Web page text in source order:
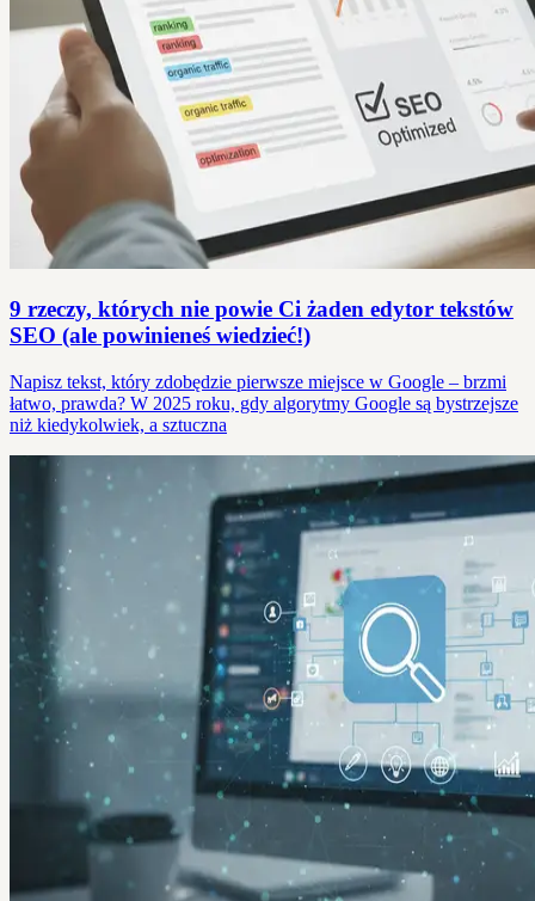
9 rzeczy, których nie powie Ci żaden edytor tekstów
SEO (ale powinieneś wiedzieć!)
Napisz tekst, który zdobędzie pierwsze miejsce w Google – brzmi
łatwo, prawda? W 2025 roku, gdy algorytmy Google są bystrzejsze
niż kiedykolwiek, a sztuczna